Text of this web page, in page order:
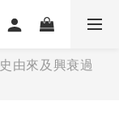
由來及興衰過